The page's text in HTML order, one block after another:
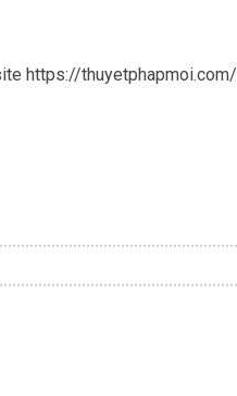
https://thuyetphapmoi.com/